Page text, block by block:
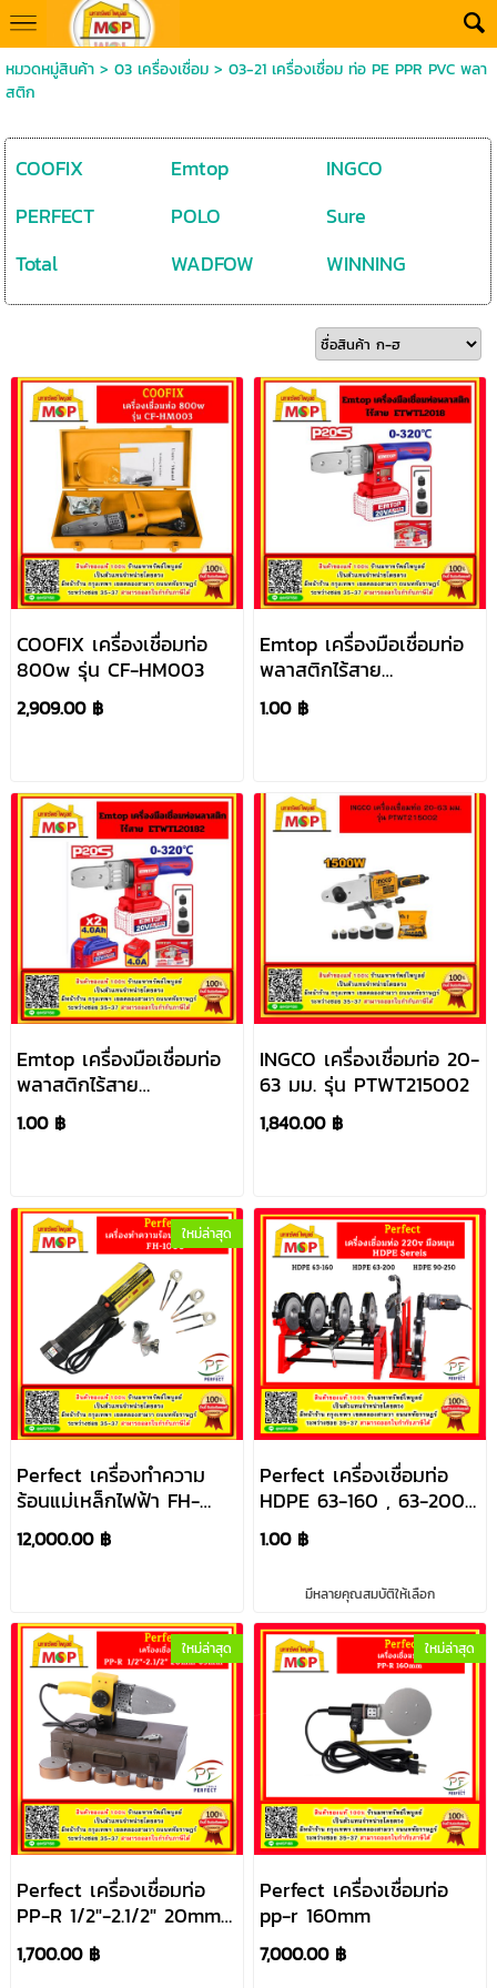
หมวดหมู่สินค้า> 03 เครื่องเชื่อม> 03-21 เครื่องเชื่อม ท่อ PE PPR PVC พลา
สติก
COOFIX Emtop
INGCO
PERFECT
POLO
Sure
Total
WADFOW WINNING
COOFIX เครื่องเชื่อมท่อ
800w รุ่น CF-HM003
2,909.00 ฿
Emtop เครื่องมือเชื่อมท่อ
พลาสติกไร้สาย
ETWTL2018
1.00 ฿
Emtop เครื่องมือเชื่อมท่อ
พลาสติกไร้สาย
ETWTL20182
1.00 ฿
INGCO เครื่องเชื่อมท่อ 20-
63 มม. รุ่น PTWT215002
1,840.00 ฿
ใหม่ล่าสุด
Perfect เครื่องทำความ
ร้อนแม่เหล็กไฟฟ้า FH-
1000
12,000.00 ฿
Perfect เครื่องเชื่อมท่อ
HDPE 63-160 , 63-200 ,
1.00 ฿
มีหลายคุณสมบัติให้เลือก
ใหม่ล่าสุด
Perfect เครื่องเชื่อมท่อ
PP-R 1/2"-2.1/2" 20mm-
63mm
1,700.00 ฿
ใหม่ล่าสุด
Perfect เครื่องเชื่อมท่อ
pp-r 160mm
7,000.00 ฿